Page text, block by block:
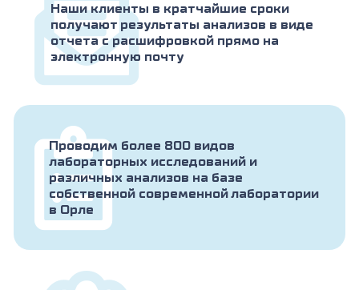
Наши клиенты в кратчайшие сроки
получают результаты анализов в виде
отчета с расшифровкой прямо на
электронную почту
Проводим более 800 видов
лабораторных исследований и
различных анализов на базе
собственной современной лаборатории
в Орле